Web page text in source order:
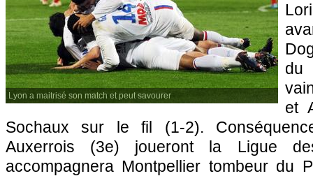
Lyon a maitrisé son match et peut savourer
et
Sochaux sur le fil (1-2).
Auxerrois (3e) joueront la Ligue
accompagnera Montpellier tombeur du